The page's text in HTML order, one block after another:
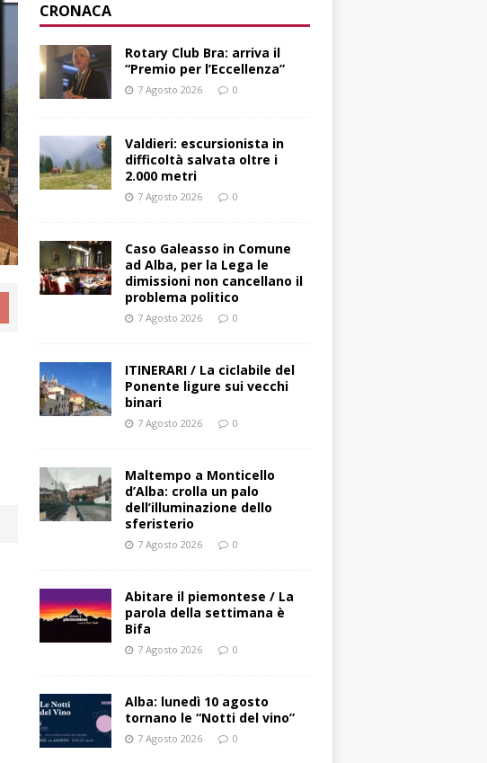
CRONACA
Rotary Club Bra: arriva il
“Premio per l’Eccellenza”
7 Agosto 2026 0
Valdieri: escursionista in
difficoltà salvata oltre i
2.000 metri
7 Agosto 2026 0
Caso Galeasso in Comune
ad Alba, per la Lega le
dimissioni non cancellano il
problema politico
7 Agosto 2026 0
ITINERARI / La ciclabile del
Ponente ligure sui vecchi
binari
7 Agosto 2026 0
Maltempo a Monticello
d’Alba: crolla un palo
dell’illuminazione dello
sferisterio
7 Agosto 2026 0
Abitare il piemontese / La
parola della settimana è
Bifa
7 Agosto 2026 0
Alba: lunedì 10 agosto
tornano le “Notti del vino”
7 Agosto 2026 0